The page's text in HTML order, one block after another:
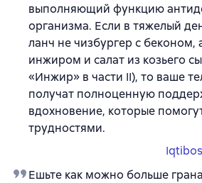
выполняющий функцию
организма. Если в тяжелый
ланч не чизбургер с беконом,
инжиром и салат из козьего
«Инжир» в части II), то ваше
получат полноценную
вдохновение, которые
трудностями.
Ешьте как можно больше